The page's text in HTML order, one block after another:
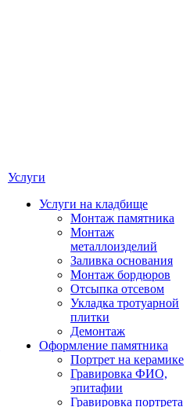
Услуги
Услуги на кладбище
Монтаж памятника
Монтаж
металлоизделий
Заливка основания
Монтаж бордюров
Отсыпка отсевом
Укладка тротуарной
плитки
Демонтаж
Оформление памятника
Портрет на керамике
Гравировка ФИО,
эпитафии
Гравировка портрета